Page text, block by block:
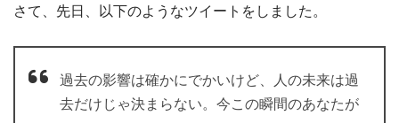
さて、先日、以下のようなツイートをしました。
過去の影響は確かにでかいけど、人の未来は過
去だけじゃ決まらない。今この瞬間のあなたが